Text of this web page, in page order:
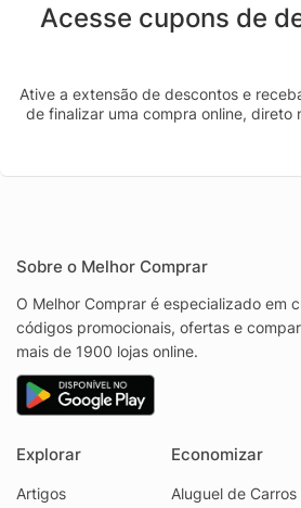
Acesse cupons de
Ative a extensão de descontos e
de finalizar uma compra online, direto
Sobre o Melhor Comprar
O Melhor Comprar é especializado em
códigos promocionais, ofertas e
mais de 1900 lojas online.
Explorar
Artigos
Economizar
Aluguel de Carros